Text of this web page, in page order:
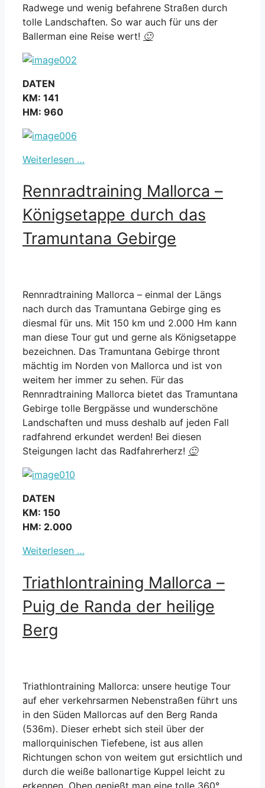
Radwege und wenig befahrene Straßen durch
tolle Landschaften. So war auch für uns der
Ballerman eine Reise wert! 🙂
DATEN
KM: 141
HM: 960
Weiterlesen …
Rennradtraining Mallorca –
Königsetappe durch das
Tramuntana Gebirge
Rennradtraining Mallorca – einmal der Längs
nach durch das Tramuntana Gebirge ging es
diesmal für uns. Mit 150 km und 2.000 Hm kann
man diese Tour gut und gerne als Königsetappe
bezeichnen. Das Tramuntana Gebirge thront
mächtig im Norden von Mallorca und ist von
weitem her immer zu sehen. Für das
Rennradtraining Mallorca bietet das Tramuntana
Gebirge tolle Bergpässe und wunderschöne
Landschaften und muss deshalb auf jeden Fall
radfahrend erkundet werden! Bei diesen
Steigungen lacht das Radfahrerherz! 🙂
DATEN
KM: 150
HM: 2.000
Weiterlesen …
Triathlontraining Mallorca –
Puig de Randa der heilige
Berg
Triathlontraining Mallorca: unsere heutige Tour
auf eher verkehrsarmen Nebenstraßen führt uns
in den Süden Mallorcas auf den Berg Randa
(536m). Dieser erhebt sich steil über der
mallorquinischen Tiefebene, ist aus allen
Richtungen schon von weitem gut ersichtlich und
durch die weiße ballonartige Kuppel leicht zu